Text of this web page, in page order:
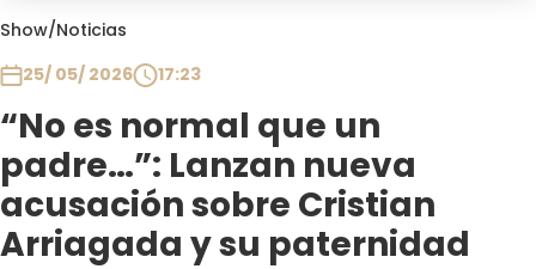
Show/Noticias
25/ 05/ 2026
17:23
“No es normal que un
padre…”: Lanzan nueva
acusación sobre Cristian
Arriagada y su paternidad
Club De La Comedia
Plan Perfecto
El Tiempo
Sabingo
Todos Los Programas